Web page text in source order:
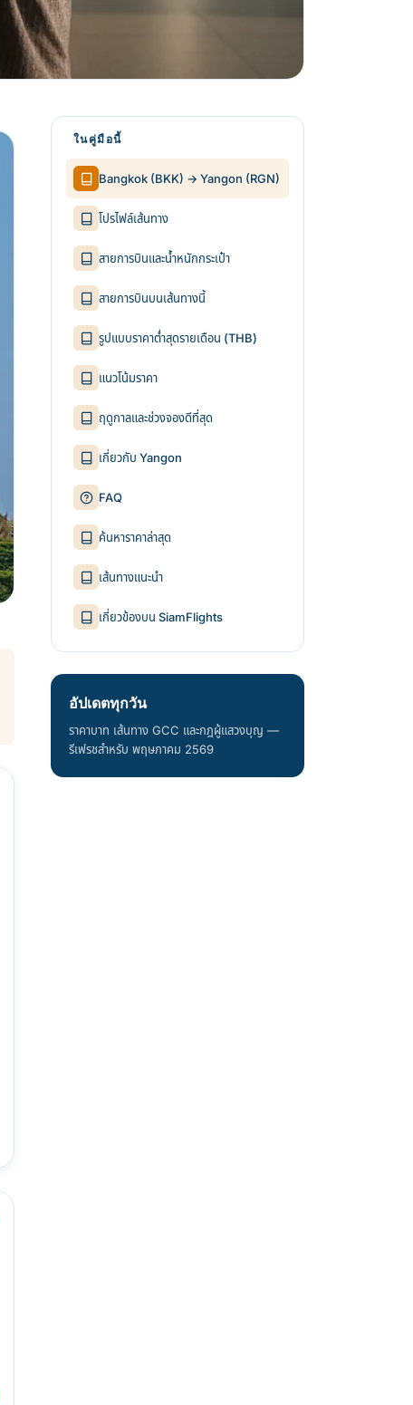
ในคู่มือนี้
Bangkok (BKK) → Yangon (RGN)
โปรไฟล์เส้นทาง
สายการบินและน้ำหนักกระเป๋า
สายการบินบนเส้นทางนี้
รูปแบบราคาต่ำสุดรายเดือน (THB)
แนวโน้มราคา
ฤดูกาลและช่วงจองดีที่สุด
เกี่ยวกับ Yangon
FAQ
ค้นหาราคาล่าสุด
เส้นทางแนะนำ
เกี่ยวข้องบน SiamFlights
อัปเดตทุกวัน
ราคาบาท เส้นทาง GCC และกฎผู้แสวงบุญ —
รีเฟรชสำหรับ พฤษภาคม 2569